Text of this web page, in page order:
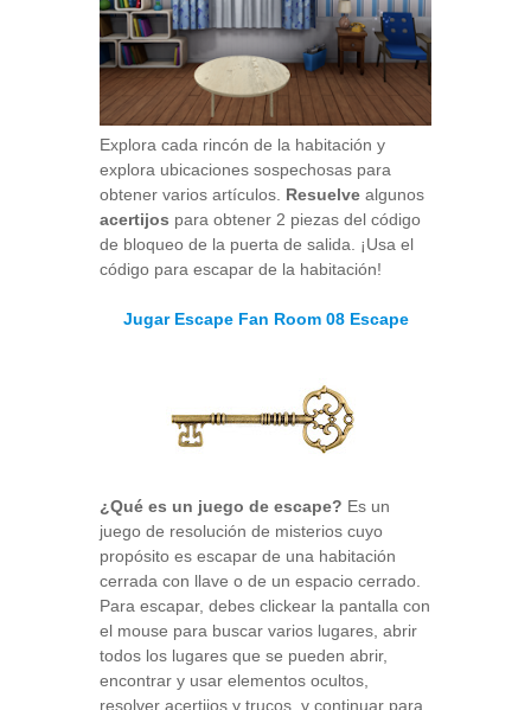
Explora cada rincón de la habitación y
explora ubicaciones sospechosas para
obtener varios artículos. Resuelve algunos
acertijos para obtener 2 piezas del código
de bloqueo de la puerta de salida. ¡Usa el
código para escapar de la habitación!
Jugar Escape Fan Room 08 Escape
¿Qué es un juego de escape? Es un
juego de resolución de misterios cuyo
propósito es escapar de una habitación
cerrada con llave o de un espacio cerrado.
Para escapar, debes clickear la pantalla con
el mouse para buscar varios lugares, abrir
todos los lugares que se pueden abrir,
encontrar y usar elementos ocultos,
resolver acertijos y trucos, y continuar para